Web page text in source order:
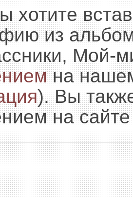
хотите
из
Мой-
на нашем
). Вы
на сайте